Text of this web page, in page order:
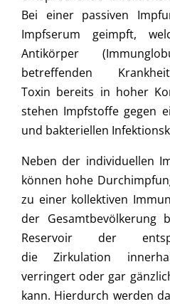
Bei einer passiven
Impfserum geimpft,
Antikörper
betreffenden
Toxin bereits in hoher
stehen Impfstoffe gegen
und bakteriellen
Neben der individuellen
können hohe
zu einer kollektiven
der Gesamtbevölkerung
Reservoir der
die Zirkulation
verringert oder gar
kann. Hierdurch werden